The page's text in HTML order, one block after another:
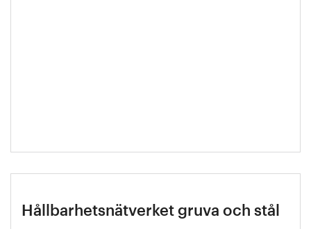
Hållbarhetsnätverket gruva och stål